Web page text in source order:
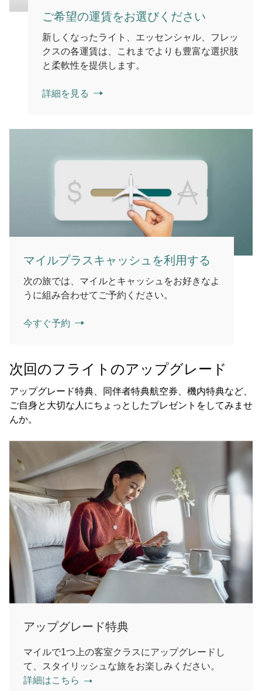
ご希望の運賃をお選びください
新しくなったライト、エッセンシャル、フレッ
クスの各運賃は、これまでよりも豊富な選択肢
と柔軟性を提供します。
詳細を見る
マイルプラスキャッシュを利用する
次の旅では、マイルとキャッシュをお好きなよ
うに組み合わせてご予約ください。
今すぐ予約
次回のフライトのアップグレード
アップグレード特典、同伴者特典航空券、機内特典など、
ご自身と大切な人にちょっとしたプレゼントをしてみませ
んか。
アップグレード特典
マイルで1つ上の客室クラスにアップグレードし
て、スタイリッシュな旅をお楽しみください。
詳細はこちら